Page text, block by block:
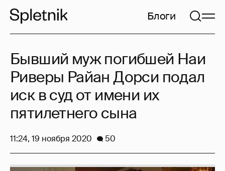
Блоги
Бывший муж погибшей Наи
Риверы Райан Дорси подал
иск в суд от имени их
пятилетнего сына
11:24, 19 ноября 2020 50